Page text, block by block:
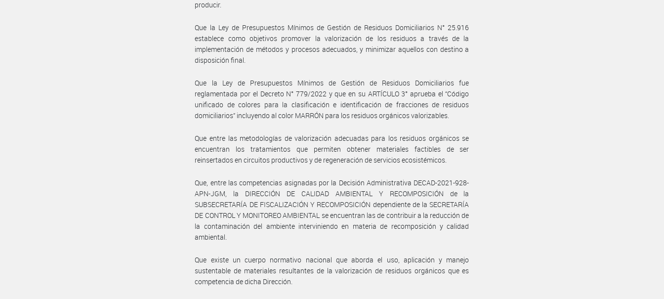
producir.
Que la Ley de Presupuestos Mínimos de Gestión de Residuos Domiciliarios N° 25.916
establece como objetivos promover la valorización de los residuos a través de la
implementación de métodos y procesos adecuados, y minimizar aquellos con destino a
disposición final.
Que la Ley de Presupuestos Mínimos de Gestión de Residuos Domiciliarios fue
reglamentada por el Decreto N° 779/2022 y que en su ARTÍCULO 3° aprueba el “Código
unificado de colores para la clasificación e identificación de fracciones de residuos
domiciliarios” incluyendo al color MARRÓN para los residuos orgánicos valorizables.
Que entre las metodologías de valorización adecuadas para los residuos orgánicos se
encuentran los tratamientos que permiten obtener materiales factibles de ser
reinsertados en circuitos productivos y de regeneración de servicios ecosistémicos.
Que, entre las competencias asignadas por la Decisión Administrativa DECAD-2021-928-
APN-JGM, la DIRECCIÓN DE CALIDAD AMBIENTAL Y RECOMPOSICIÓN de la
SUBSECRETARÍA DE FISCALIZACIÓN Y RECOMPOSICIÓN dependiente de la SECRETARÍA
DE CONTROL Y MONITOREO AMBIENTAL se encuentran las de contribuir a la reducción de
la contaminación del ambiente interviniendo en materia de recomposición y calidad
ambiental.
Que existe un cuerpo normativo nacional que aborda el uso, aplicación y manejo
sustentable de materiales resultantes de la valorización de residuos orgánicos que es
competencia de dicha Dirección.